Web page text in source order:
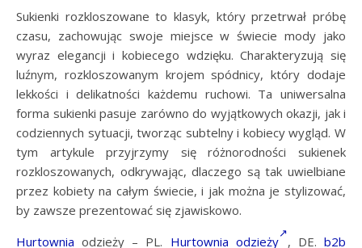
Sukienki rozkloszowane to klasyk, który przetrwał próbę
czasu, zachowując swoje miejsce w świecie mody jako
wyraz elegancji i kobiecego wdzięku. Charakteryzują się
luźnym, rozkloszowanym krojem spódnicy, który dodaje
lekkości i delikatności każdemu ruchowi. Ta uniwersalna
forma sukienki pasuje zarówno do wyjątkowych okazji, jak i
codziennych sytuacji, tworząc subtelny i kobiecy wygląd. W
tym artykule przyjrzymy się różnorodności sukienek
rozkloszowanych, odkrywając, dlaczego są tak uwielbiane
przez kobiety na całym świecie, i jak można je stylizować,
by zawsze prezentować się zjawiskowo.
Hurtownia odzieży – PL. Hurtownia odzieży , DE.b2b